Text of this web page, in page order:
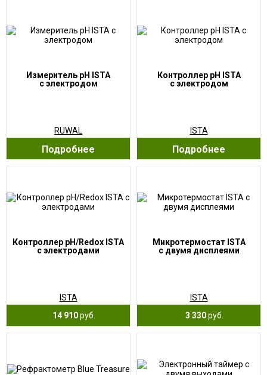
Измеритель рН ISTA
с электродом
RUWAL
Подробнее
Контроллер рН ISTA
с электродом
ISTA
Подробнее
Контроллер рН/Redox ISTA
с электродами
ISTA
14 910руб.
Микротермостат ISTA
с двумя дисплеями
ISTA
3 330руб.